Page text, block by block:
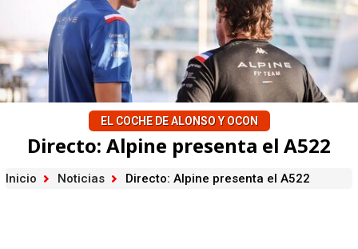
EL COCHE DE ALONSO Y OCON
Directo: Alpine presenta el A522
Inicio Noticias Directo: Alpine presenta el A522